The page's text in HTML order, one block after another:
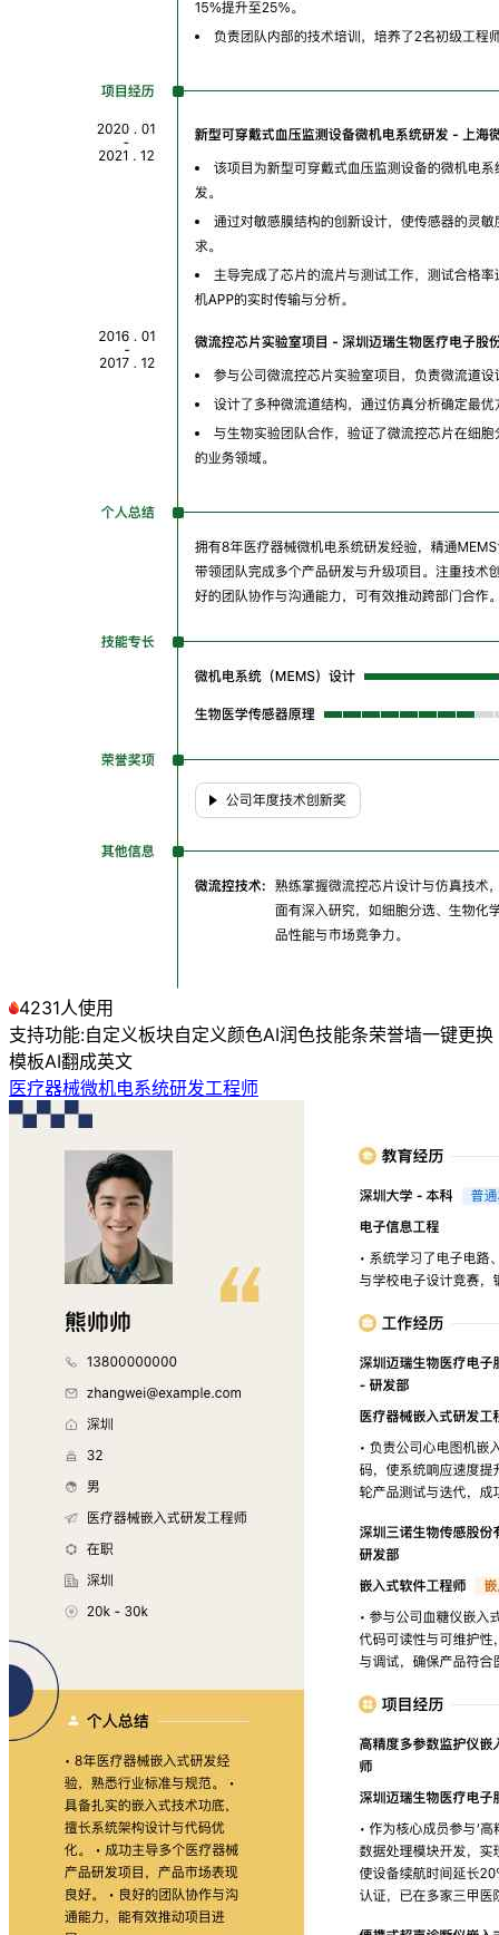
4231人使用
支持功能:自定义板块自定义颜色AI润色技能条荣誉墙一键更换
模板AI翻成英文
医疗器械微机电系统研发工程师